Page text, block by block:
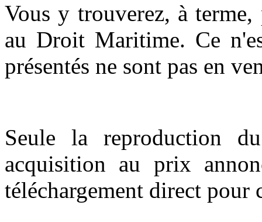
Vous y trouverez, à terme,
au Droit Maritime. Ce
présentés ne sont pas en
Seule la reproduction
acquisition au prix
téléchargement direct pour